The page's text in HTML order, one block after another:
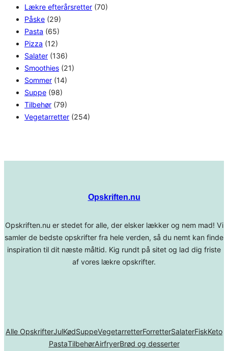
Lækre efterårsretter (70)
Påske (29)
Pasta (65)
Pizza (12)
Salater (136)
Smoothies (21)
Sommer (14)
Suppe (98)
Tilbehør (79)
Vegetarretter (254)
Opskriften.nu
Opskriften.nu er stedet for alle, der elsker lækker og nem mad! Vi
samler de bedste opskrifter fra hele verden, så du nemt kan finde
inspiration til dit næste måltid. Kig rundt på sitet og lad dig friste
af vores lækre opskrifter.
Alle OpskrifterJulKødSuppeVegetarretterForretterSalaterFiskKeto
PastaTilbehørAirfryerBrød og desserter